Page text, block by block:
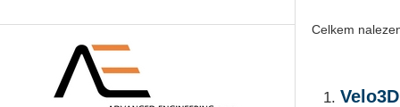
Celkem
1.